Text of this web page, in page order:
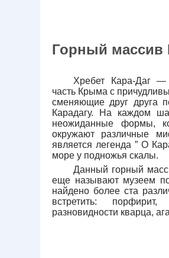
Горный массив
Хребет Кара-Даг —
часть Крыма с
сменяющие друг друга
Карадагу. На каждом
неожиданные формы,
окружают различные
является легенда ” О
море у подножья скалы.
Данный горный
еще называют музеем
найдено более ста
встретить:
разновидности кварца,